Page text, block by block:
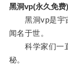
黑洞vp(永久免
黑洞vp是宇宙
闻名于世。
科学家们一直
秘。